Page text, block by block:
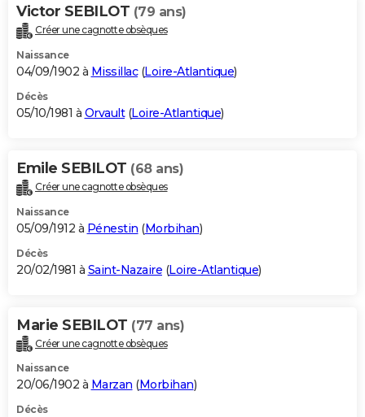
Victor SEBILOT (79 ans)
Créer une cagnotte obsèques
Naissance
04/09/1902 à Missillac(Loire-Atlantique)
Décès
05/10/1981 à Orvault(Loire-Atlantique)
Emile SEBILOT (68 ans)
Créer une cagnotte obsèques
Naissance
05/09/1912 à Pénestin (Morbihan)
Décès
20/02/1981 à Saint-Nazaire (Loire-Atlantique)
Marie SEBILOT (77 ans)
Créer une cagnotte obsèques
Naissance
20/06/1902 à Marzan (Morbihan)
Décès